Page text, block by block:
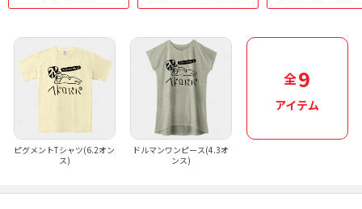
ピグメントTシャツ(6.2オン
ス)
ドルマンワンピース(4.3オ
ンス)
全9
アイテム